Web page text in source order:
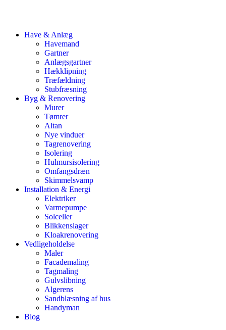
Have & Anlæg
Havemand
Gartner
Anlægsgartner
Hækklipning
Træfældning
Stubfræsning
Byg & Renovering
Murer
Tømrer
Altan
Nye vinduer
Tagrenovering
Isolering
Hulmursisolering
Omfangsdræn
Skimmelsvamp
Installation & Energi
Elektriker
Varmepumpe
Solceller
Blikkenslager
Kloakrenovering
Vedligeholdelse
Maler
Facademaling
Tagmaling
Gulvslibning
Algerens
Sandblæsning af hus
Handyman
Blog